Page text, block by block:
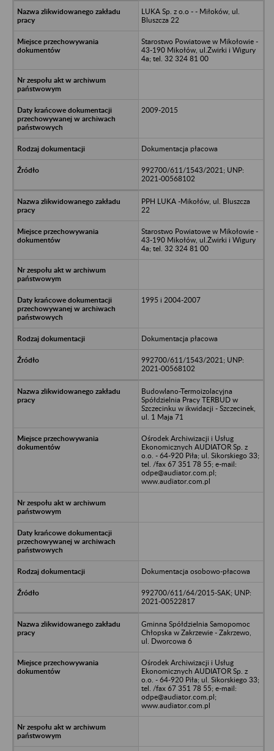
LUKA Sp. z o.o - - Miłoków, ul.
Bluszcza 22
Starostwo Powiatowe w Mikołowie -
43-190 Mikołów, ul.Żwirki i Wigury
4a; tel. 32 324 81 00
2009-2015
Dokumentacja płacowa
992700/611/1543/2021; UNP:
2021-00568102
PPH LUKA -Mikołów, ul. Bluszcza
22
Starostwo Powiatowe w Mikołowie -
43-190 Mikołów, ul.Żwirki i Wigury
4a; tel. 32 324 81 00
1995 i 2004-2007
Dokumentacja płacowa
992700/611/1543/2021; UNP:
2021-00568102
Budowlano-Termoizolacyjna
Spółdzielnia Pracy TERBUD w
Szczecinku w ikwidacji - Szczecinek,
ul. 1 Maja 71
Ośrodek Archiwizacji i Usług
Ekonomicznych AUDIATOR Sp. z
o.o. - 64-920 Piła; ul. Sikorskiego 33;
tel. /fax 67 351 78 55; e-mail:
odpe@audiator.com.pl;
www.audiator.com.pl
Dokumentacja osobowo-płacowa
992700/611/64/2015-SAK; UNP:
2021-00522817
Gminna Spółdzielnia Samopomoc
Chłopska w Zakrzewie - Zakrzewo,
ul. Dworcowa 6
Ośrodek Archiwizacji i Usług
Ekonomicznych AUDIATOR Sp. z
o.o. - 64-920 Piła; ul. Sikorskiego 33;
tel. /fax 67 351 78 55; e-mail:
odpe@audiator.com.pl;
www.audiator.com.pl